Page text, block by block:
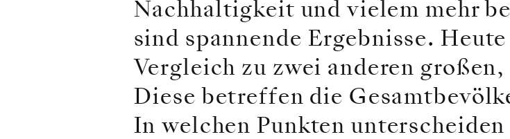
Nachhaltigkeit und vielem mehr
sind spannende Ergebnisse.
Vergleich zu zwei anderen
Diese betreffen die
In welchen Punkten